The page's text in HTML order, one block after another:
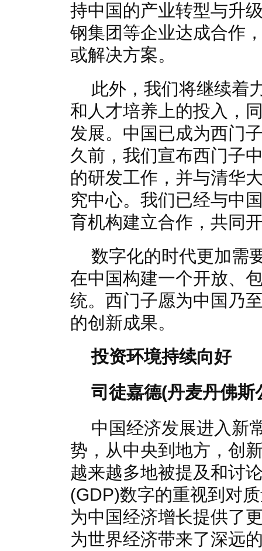
持中国的产业转型与升
钢集团等企业达成合作
或解决方案。
此外，我们将继续着
和人才培养上的投入，
发展。中国已成为西门
久前，我们宣布西门子
的研发工作，并与清华
究中心。我们已经与中
育机构建立合作，共同
数字化的时代更加需
在中国构建一个开放、
统。西门子愿为中国乃
的创新成果。
投资环境持续向好
司徒嘉德(丹麦丹佛斯
中国经济发展进入新
势，从中央到地方，创
越来越多地被提及和讨
(GDP)数字的重视到对
为中国经济增长提供了
为世界经济带来了深远